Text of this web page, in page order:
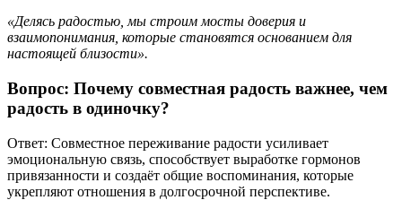
«Делясь радостью, мы строим мосты доверия и
взаимопонимания, которые становятся основанием для
настоящей близости».
Вопрос: Почему совместная радость важнее, чем
радость в одиночку?
Ответ: Совместное переживание радости усиливает
эмоциональную связь, способствует выработке гормонов
привязанности и создаёт общие воспоминания, которые
укрепляют отношения в долгосрочной перспективе.